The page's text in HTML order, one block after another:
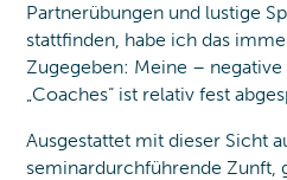
Partnerübungen und lustige
stattfinden, habe ich das
Zugegeben: Meine –
„Coaches“ ist relativ fest
Ausgestattet mit dieser Sicht
seminardurchführende Zunft,